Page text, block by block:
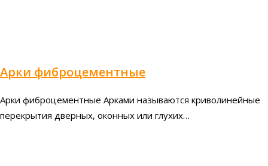
Арки фиброцементные
Арки фиброцементные Арками называются криволинейные
перекрытия дверных, оконных или глухих…